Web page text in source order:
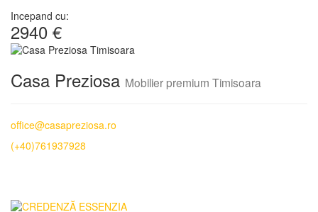
Incepand cu:
2940 €
Casa Preziosa Mobilier premium Timisoara
office@casapreziosa.ro
(+40)761937928